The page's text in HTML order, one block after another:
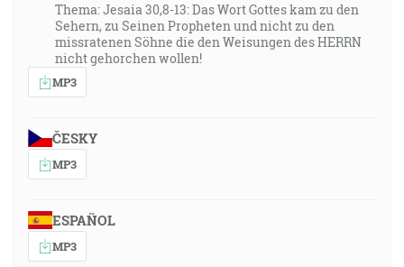
Thema: Jesaia 30,8-13: Das Wort Gottes kam zu den
Sehern, zu Seinen Propheten und nicht zu den
missratenen Söhne die den Weisungen des HERRN
nicht gehorchen wollen!
MP3
ČESKY
MP3
ESPAÑOL
MP3